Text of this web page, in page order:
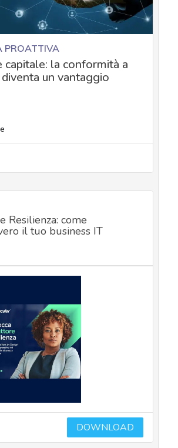
PROATTIVA
capitale: la conformità a
un vantaggio
Resilienza: come
il tuo business IT
DOWNLOAD